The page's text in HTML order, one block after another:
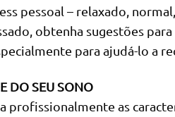
pessoal – relaxado,
obtenha sugestões
para ajudá-lo a
DO SEU SONO
profissionalmente as